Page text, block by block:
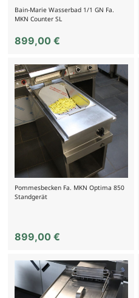
Bain-Marie Wasserbad 1/1 GN Fa.
MKN Counter SL
899,00 €
Pommesbecken Fa. MKN Optima 850
Standgerät
899,00 €